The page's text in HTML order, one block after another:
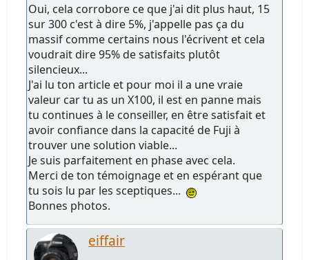
Oui, cela corrobore ce que j'ai dit plus haut, 15
sur 300 c'est à dire 5%, j'appelle pas ça du
massif comme certains nous l'écrivent et cela
voudrait dire 95% de satisfaits plutôt
silencieux...
J'ai lu ton article et pour moi il a une vraie
valeur car tu as un X100, il est en panne mais
tu continues à le conseiller, en être satisfait et
avoir confiance dans la capacité de Fuji à
trouver une solution viable...
Je suis parfaitement en phase avec cela.
Merci de ton témoignage et en espérant que
tu sois lu par les sceptiques...
Bonnes photos.
eiffair